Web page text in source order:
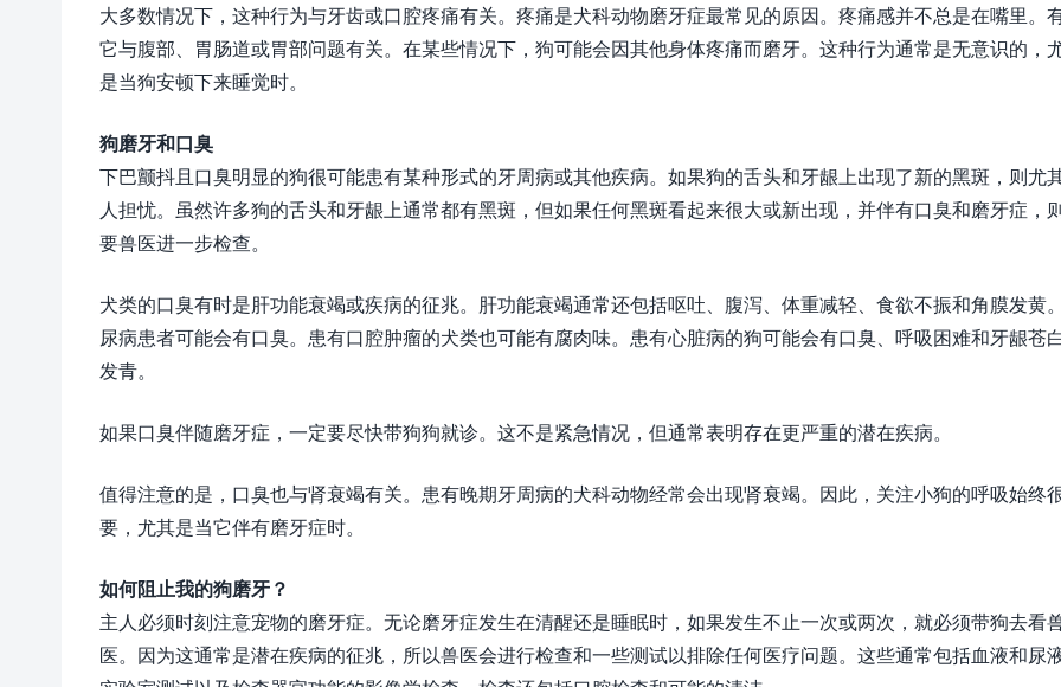
大多数情况下，这种行为与牙齿或口腔疼痛有关。疼痛是犬科动物磨牙症最常见的原因。疼痛感并不总是在嘴里。
它与腹部、胃肠道或胃部问题有关。在某些情况下，狗可能会因其他身体疼痛而磨牙。这种行为通常是无意识的，
是当狗安顿下来睡觉时。
狗磨牙和口臭
下巴颤抖且口臭明显的狗很可能患有某种形式的牙周病或其他疾病。如果狗的舌头和牙龈上出现了新的黑斑，则尤
人担忧。虽然许多狗的舌头和牙龈上通常都有黑斑，但如果任何黑斑看起来很大或新出现，并伴有口臭和磨牙症，
要兽医进一步检查。
犬类的口臭有时是肝功能衰竭或疾病的征兆。肝功能衰竭通常还包括呕吐、腹泻、体重减轻、食欲不振和角膜发黄
尿病患者可能会有口臭。患有口腔肿瘤的犬类也可能有腐肉味。患有心脏病的狗可能会有口臭、呼吸困难和牙龈苍
发青。
如果口臭伴随磨牙症，一定要尽快带狗狗就诊。这不是紧急情况，但通常表明存在更严重的潜在疾病。
值得注意的是，口臭也与肾衰竭有关。患有晚期牙周病的犬科动物经常会出现肾衰竭。因此，关注小狗的呼吸始终
要，尤其是当它伴有磨牙症时。
如何阻止我的狗磨牙？
主人必须时刻注意宠物的磨牙症。无论磨牙症发生在清醒还是睡眠时，如果发生不止一次或两次，就必须带狗去看
医。因为这通常是潜在疾病的征兆，所以兽医会进行检查和一些测试以排除任何医疗问题。这些通常包括血液和尿